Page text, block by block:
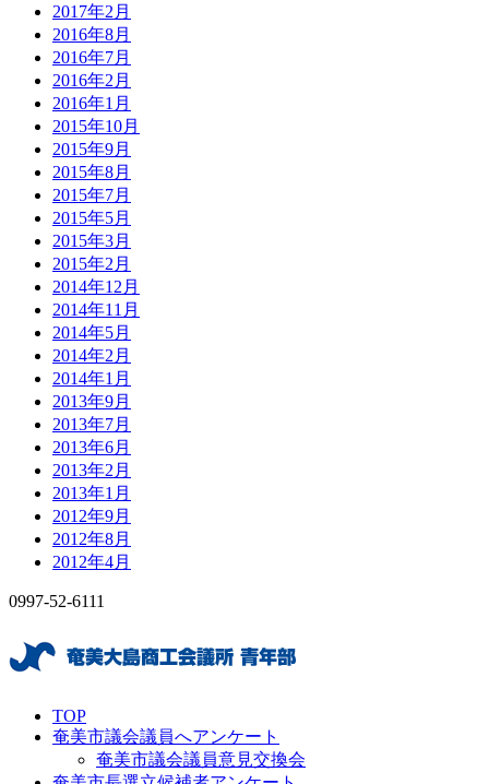
2017年2月
2016年8月
2016年7月
2016年2月
2016年1月
2015年10月
2015年9月
2015年8月
2015年7月
2015年5月
2015年3月
2015年2月
2014年12月
2014年11月
2014年5月
2014年2月
2014年1月
2013年9月
2013年7月
2013年6月
2013年2月
2013年1月
2012年9月
2012年8月
2012年4月
0997-52-6111
TOP
奄美市議会議員へアンケート
奄美市議会議員意見交換会